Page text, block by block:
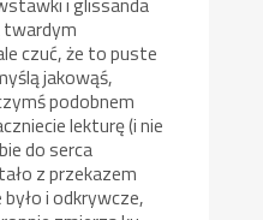
twardym
czuć, że to puste
jakowąś,
podobnem
lekturę (i nie
do serca
z przekazem
i odkrywcze,